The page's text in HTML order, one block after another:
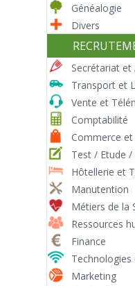
Généalogie
Divers
Secrétariat et
Transport et
Vente et
Comptabilité
Commerce
Test / Etude /
Hôtellerie et
Manutention
Métiers de la
Ressources
Finance
Marketing